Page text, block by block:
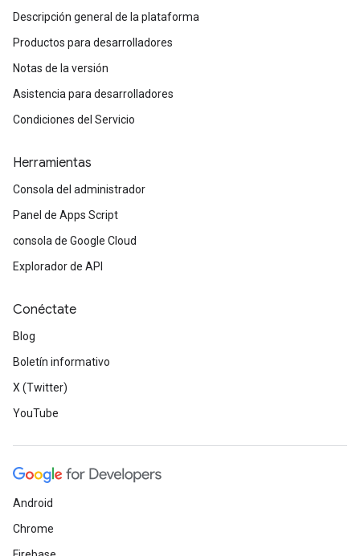
Descripción general de la plataforma
Productos para desarrolladores
Notas de la versión
Asistencia para desarrolladores
Condiciones del Servicio
Herramientas
Consola del administrador
Panel de Apps Script
consola de Google Cloud
Explorador de API
Conéctate
Blog
Boletín informativo
X (Twitter)
YouTube
Android
Chrome